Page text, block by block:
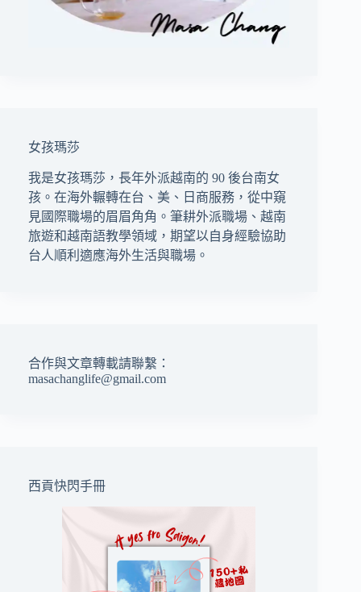
女孩瑪莎
我是女孩瑪莎，長年外派越南的 90 後台南女
孩。在海外輾轉在台、美、日商服務，從中窺
見國際職場的眉眉角角。筆耕外派職場、越南
旅遊和越南語教學領域，期望以自身經驗協助
台人順利適應海外生活與職場。
合作與文章轉載請聯繫：
masachanglife@gmail.com
西貢快閃手冊